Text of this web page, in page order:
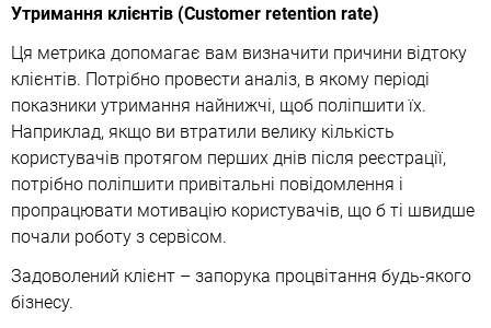
Утримання клієнтів (Customer retention rate)
Ця метрика допомагає вам визначити причини відтоку
клієнтів. Потрібно провести аналіз, в якому періоді
показники утримання найнижчі, щоб поліпшити їх.
Наприклад, якщо ви втратили велику кількість
користувачів протягом перших днів після реєстрації,
потрібно поліпшити привітальні повідомлення і
пропрацювати мотивацію користувачів, що б ті швидше
почали роботу з сервісом.
Задоволений клієнт – запорука процвітання будь-якого
бізнесу.